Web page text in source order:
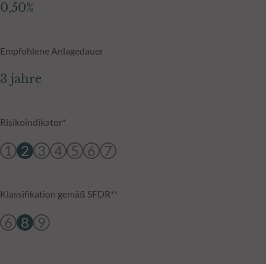
0,50%
Empfohlene Anlagedauer
3 jahre
Risikoindikator*
1 2 3 4 5 6 7
Klassifikation gemäß SFDR**
6 8 9